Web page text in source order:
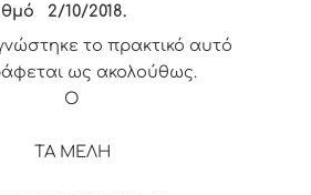
2/10/2018.
το πρακτικό αυτό
ως ακολούθως.
Ο
ΤΑ ΜΕΛΗ